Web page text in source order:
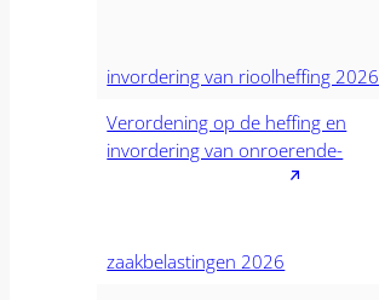
invordering van rioolheffing 2026
Verordening op de heffing en
invordering van onroerende-
zaakbelastingen 2026